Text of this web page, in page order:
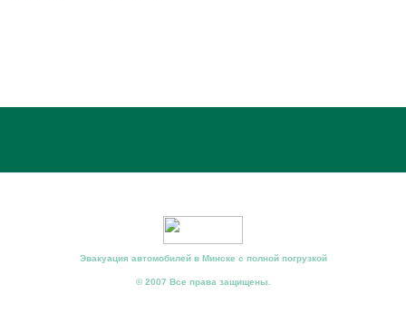
Эвакуация автомобилей в Минске с полной погрузкой
© 2007 Все права защищены.